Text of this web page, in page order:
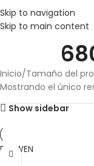
Skip to navigation
Skip to main content
Inicio Tamaño del
Mostrando el único
Show sidebar
ELOWEN